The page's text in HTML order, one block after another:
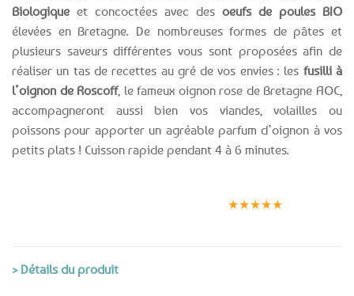
Biologique et concoctées avec des oeufs de poules BIO
élevées en Bretagne. De nombreuses formes de pâtes et
plusieurs saveurs différentes vous sont proposées afin de
réaliser un tas de recettes au gré de vos envies : les fusilli à
l’oignon de Roscoff, le fameux oignon rose de Bretagne AOC,
accompagneront aussi bien vos viandes, volailles ou
poissons pour apporter un agréable parfum d’oignon à vos
petits plats ! Cuisson rapide pendant 4 à 6 minutes.
★★★★★
> Détails du produit